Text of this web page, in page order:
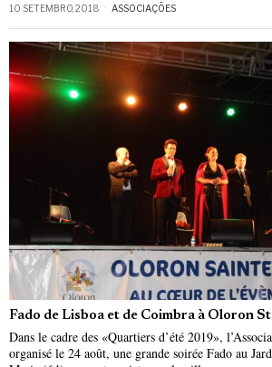
10 SETEMBRO, 2018 ASSOCIAÇÕES
Fado de Lisboa et de Coimbra à Oloron
Dans le cadre des «Quartiers d’été 2019»,
organisé le 24 août, une grande soirée Fado au